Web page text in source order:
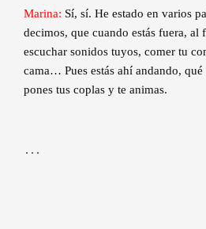
Marina: Sí, sí. He estado en varios
decimos, que cuando estás fuera, al
escuchar sonidos tuyos, comer tu
cama… Pues estás ahí andando,
pones tus coplas y te animas.
…